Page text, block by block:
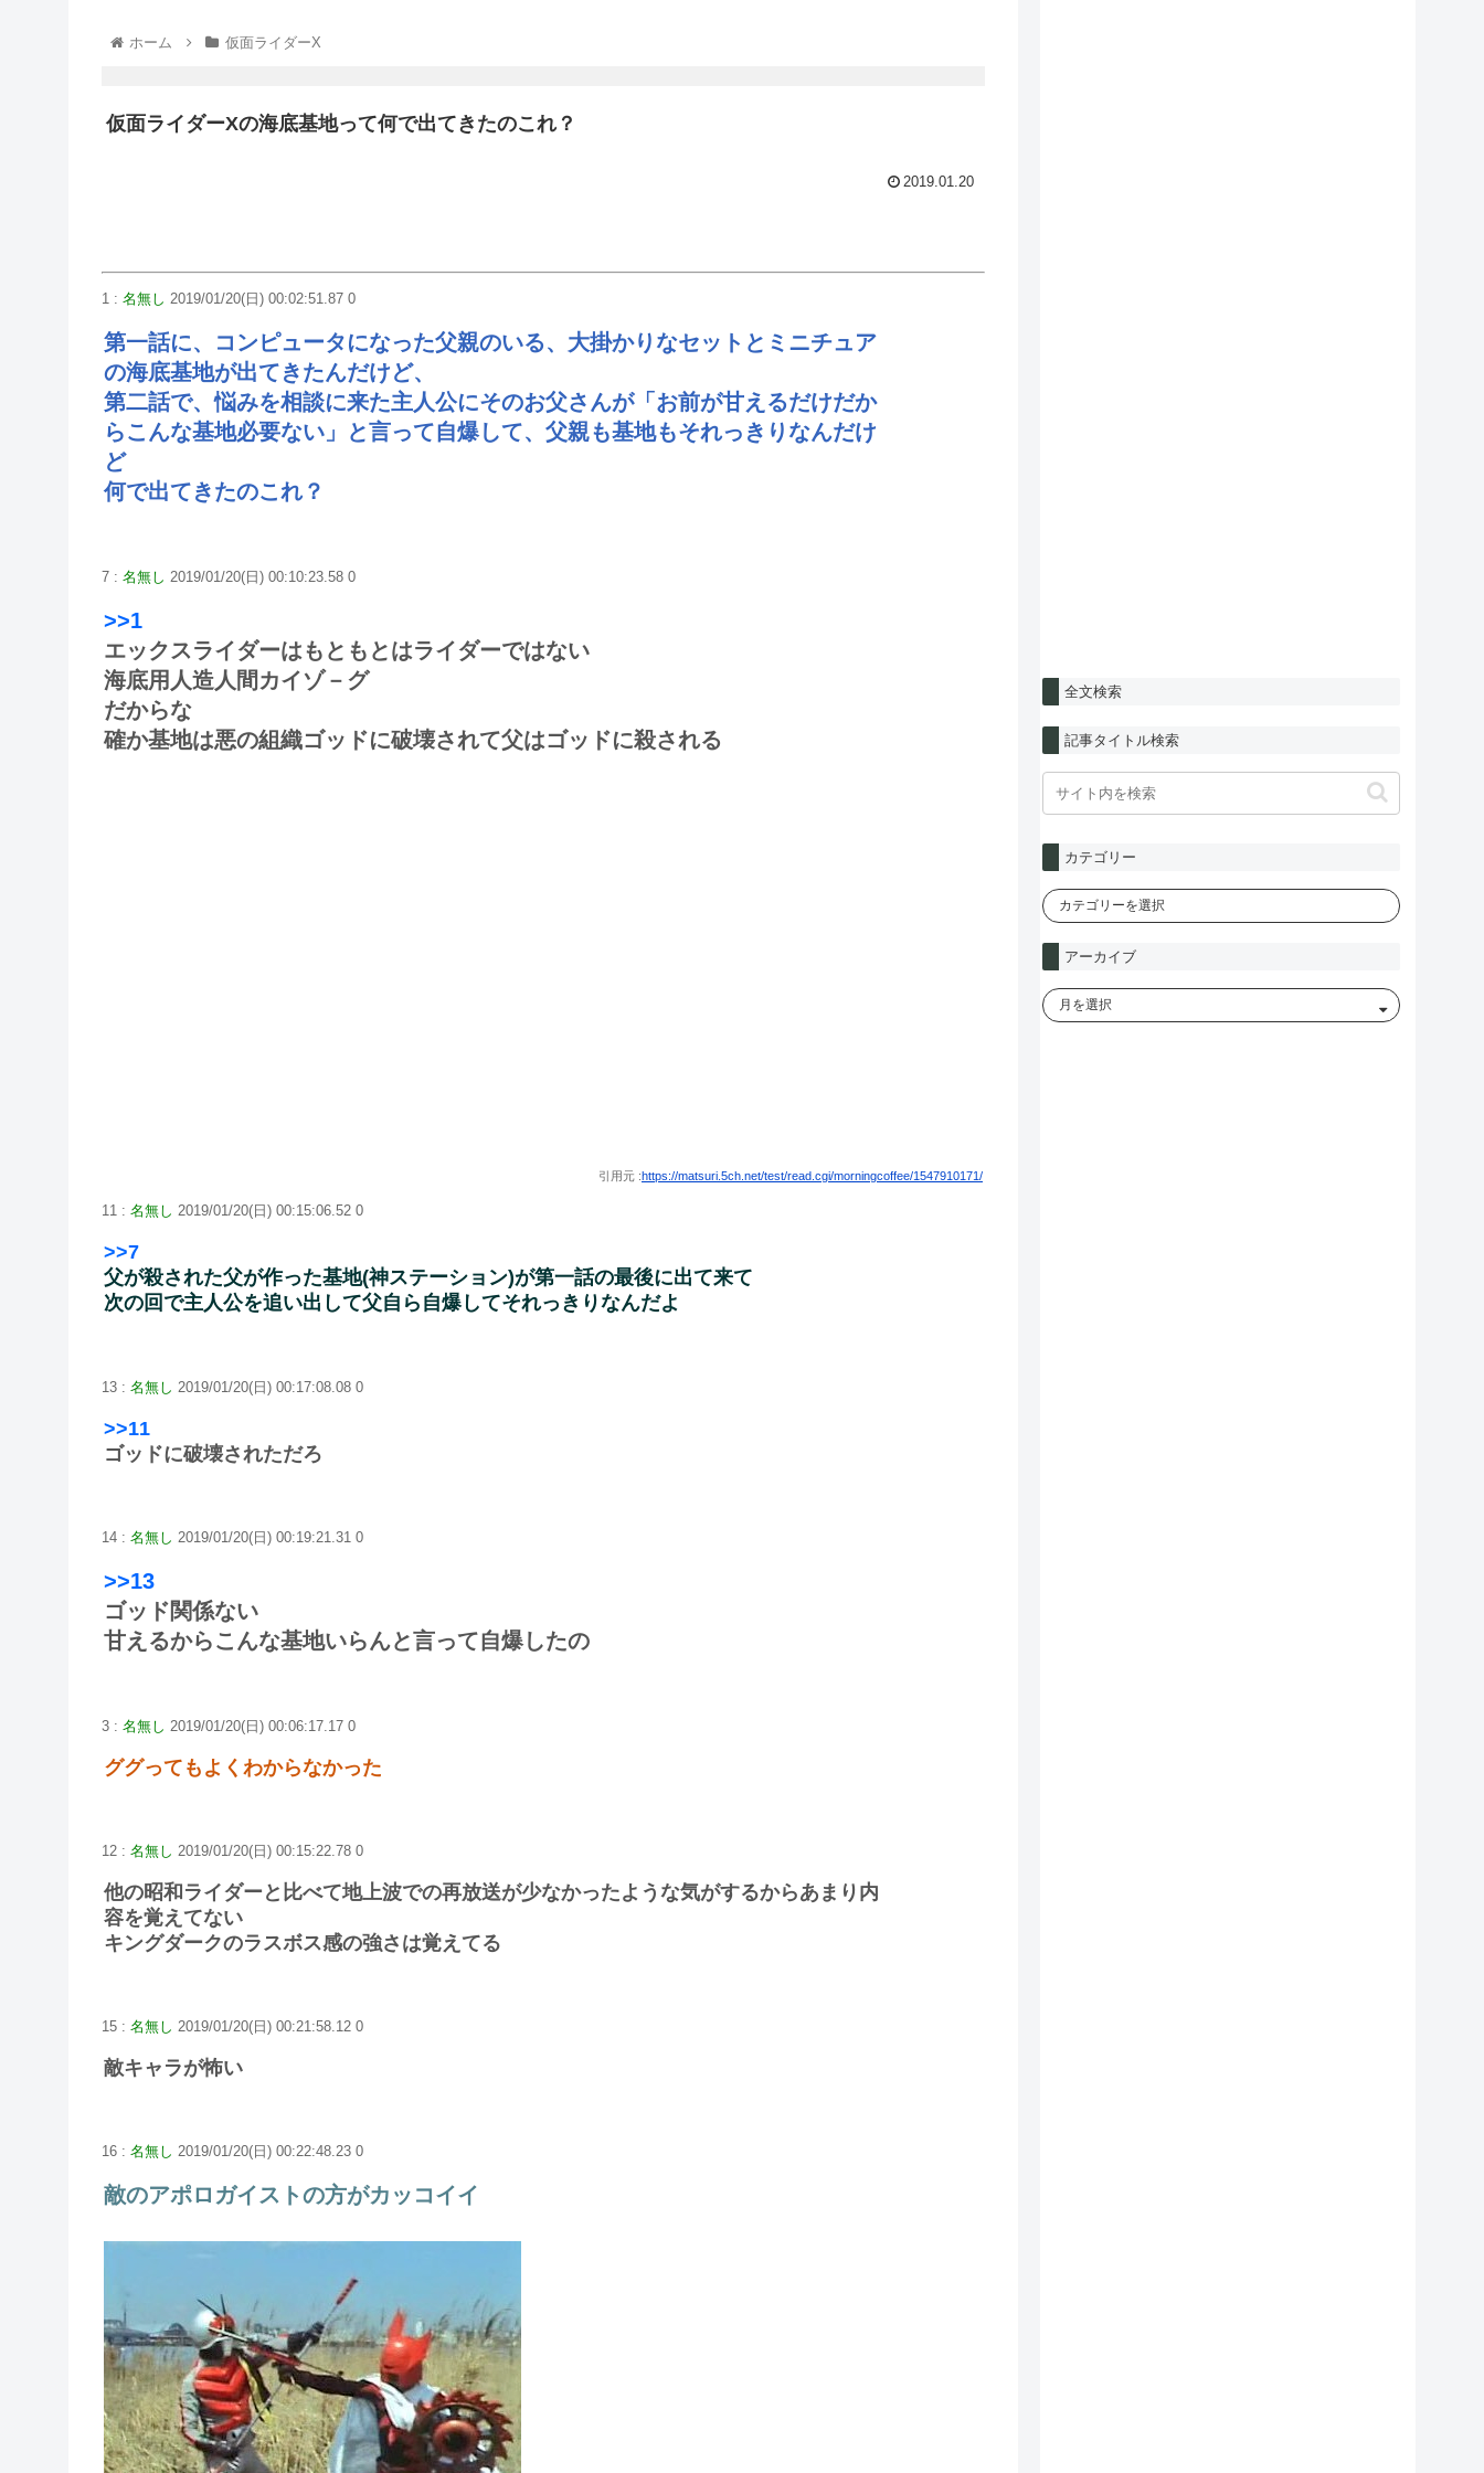
ホーム 仮面ライダーX
仮面ライダーXの海底基地って何で出てきたのこれ？
2019.01.20
1 : 名無し 2019/01/20(日) 00:02:51.87 0
第一話に、コンピュータになった父親のいる、大掛かりなセットとミニチュア
の海底基地が出てきたんだけど、
第二話で、悩みを相談に来た主人公にそのお父さんが「お前が甘えるだけだか
らこんな基地必要ない」と言って自爆して、父親も基地もそれっきりなんだけ
ど
何で出てきたのこれ？
7 : 名無し 2019/01/20(日) 00:10:23.58 0
>>1
エックスライダーはもともとはライダーではない
海底用人造人間カイゾ－グ
だからな
確か基地は悪の組織ゴッドに破壊されて父はゴッドに殺される
引用元 :https://matsuri.5ch.net/test/read.cgi/morningcoffee/1547910171/
11 : 名無し 2019/01/20(日) 00:15:06.52 0
>>7
父が殺された父が作った基地(神ステーション)が第一話の最後に出て来て
次の回で主人公を追い出して父自ら自爆してそれっきりなんだよ
13 : 名無し 2019/01/20(日) 00:17:08.08 0
>>11
ゴッドに破壊されただろ
14 : 名無し 2019/01/20(日) 00:19:21.31 0
>>13
ゴッド関係ない
甘えるからこんな基地いらんと言って自爆したの
3 : 名無し 2019/01/20(日) 00:06:17.17 0
ググってもよくわからなかった
12 : 名無し 2019/01/20(日) 00:15:22.78 0
他の昭和ライダーと比べて地上波での再放送が少なかったような気がするからあまり内
容を覚えてない
キングダークのラスボス感の強さは覚えてる
15 : 名無し 2019/01/20(日) 00:21:58.12 0
敵キャラが怖い
16 : 名無し 2019/01/20(日) 00:22:48.23 0
敵のアポロガイストの方がカッコイイ
全文検索
記事タイトル検索
カテゴリー
アーカイブ